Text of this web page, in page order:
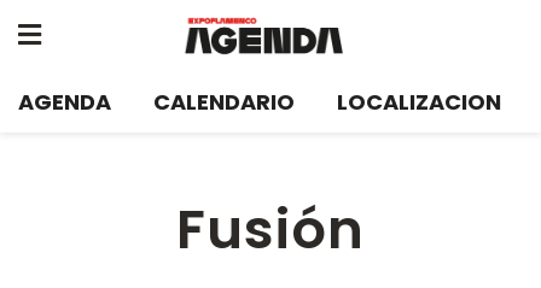
AGENDA CALENDARIO LOCALIZACION
Fusión